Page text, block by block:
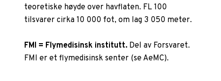
teoretiske høyde over havflaten. FL 100
tilsvarer cirka 10 000 fot, om lag 3 050 meter.
FMI = Flymedisinsk institutt. Del av Forsvaret.
FMI er et flymedisinsk senter (se AeMC).